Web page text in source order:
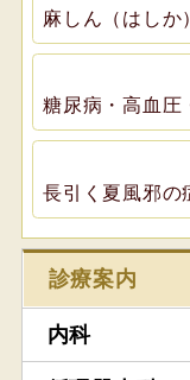
麻しん（はしか
糖尿病・高血圧
長引く夏風邪の
診療案内
内科